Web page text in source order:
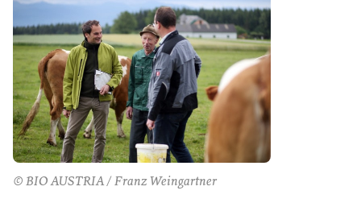
© BIO AUSTRIA / Franz Weingartner